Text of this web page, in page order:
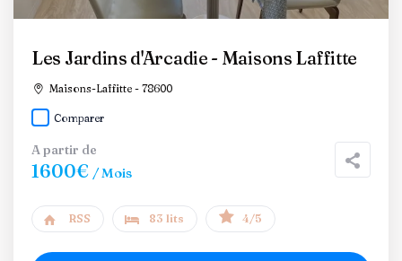
Les Jardins d'Arcadie - Maisons Laffitte
Maisons-Laffitte - 78600
Comparer
A partir de
1600€ / Mois
RSS 83 lits 4/5